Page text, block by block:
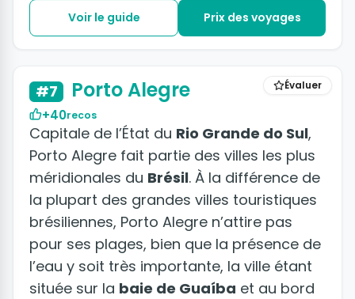
Voir le guide Prix des voyages
Évaluer
#7 Porto Alegre
+40recos
Capitale de l’État du Rio Grande do Sul,
Porto Alegre fait partie des villes les plus
méridionales du Brésil. À la différence de
la plupart des grandes villes touristiques
brésiliennes, Porto Alegre n’attire pas
pour ses plages, bien que la présence de
l’eau y soit très importante, la ville étant
située sur la baie de Guaíba et au bord